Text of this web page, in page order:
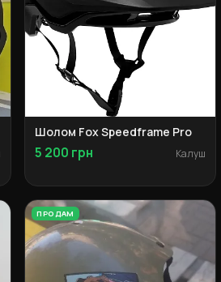
Шолом Fox Speedframe Pro
5 200 грн Калуш
ПРОДАМ